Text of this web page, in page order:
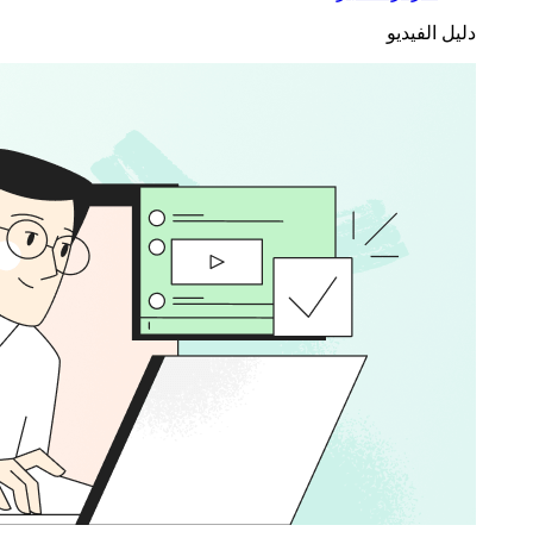
دليل الفيديو